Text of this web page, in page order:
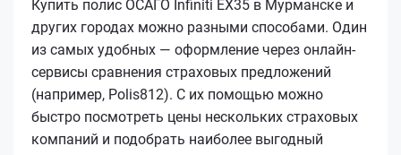
Купить полис ОСАГО Infiniti EX35 в Мурманске и
других городах можно разными способами. Один
из самых удобных — оформление через онлайн-
сервисы сравнения страховых предложений
(например, Polis812). С их помощью можно
быстро посмотреть цены нескольких страховых
компаний и подобрать наиболее выгодный